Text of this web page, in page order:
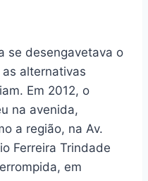
se desengavetava o
alternativas
Em 2012, o
na avenida,
a região, na Av.
Ferreira Trindade
em